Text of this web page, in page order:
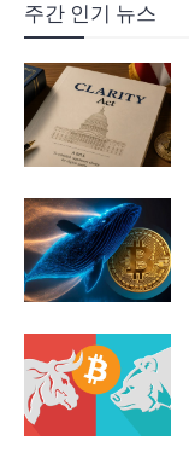
주간 인기 뉴스